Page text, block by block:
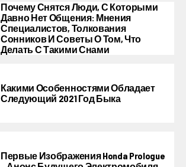
Почему Снятся Люди, С Которыми
Давно Нет Общения: Мнения
Специалистов, Толкования
Сонников И Советы О Том, Что
Делать С Такими Снами
Какими Особенностями Обладает
Следующий 2021 Год Быка
Первые Изображения Honda Prologue